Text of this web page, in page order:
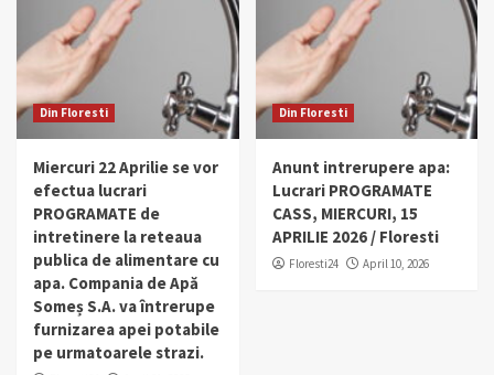
Din Floresti
Miercuri 22 Aprilie se vor
efectua lucrari
PROGRAMATE de
intretinere la reteaua
publica de alimentare cu
apa. Compania de Apă
Someș S.A. va întrerupe
furnizarea apei potabile
pe urmatoarele strazi.
Din Floresti
Anunt intrerupere apa:
Lucrari PROGRAMATE
CASS, MIERCURI, 15
APRILIE 2026 / Floresti
Floresti24 April 10, 2026